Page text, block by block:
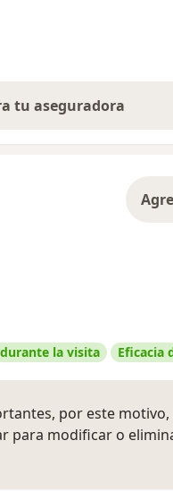
tu aseguradora
la visita Eficacia
por este motivo,
para modificar o